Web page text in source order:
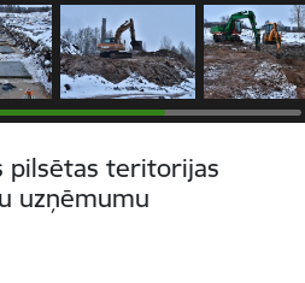
pilsētas teritorijas
uzņēmumu